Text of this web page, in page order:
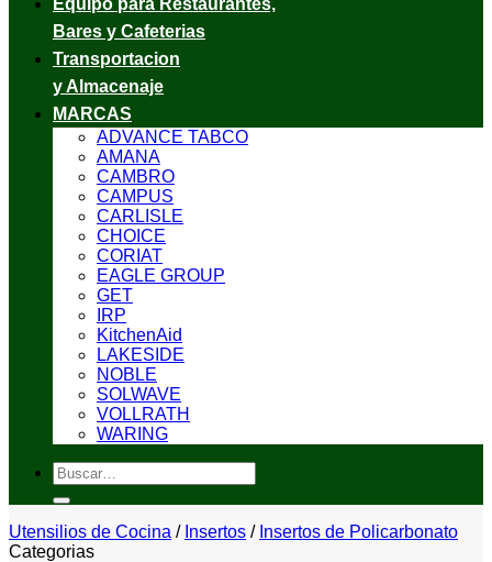
Equipo para Restaurantes,
Bares y Cafeterias
Transportacion
y Almacenaje
MARCAS
ADVANCE TABCO
AMANA
CAMBRO
CAMPUS
CARLISLE
CHOICE
CORIAT
EAGLE GROUP
GET
IRP
KitchenAid
LAKESIDE
NOBLE
SOLWAVE
VOLLRATH
WARING
Buscar
por:
Utensilios de Cocina / Insertos / Insertos de Policarbonato
Categorias